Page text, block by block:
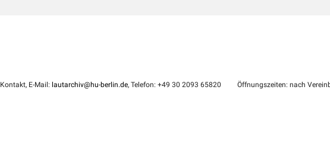
Kontakt, E-Mail: lautarchiv@hu-berlin.de, Telefon: +49 30 2093 65820 Öffnungszeiten: nach